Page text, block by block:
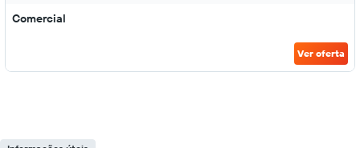
Comercial
Ver oferta